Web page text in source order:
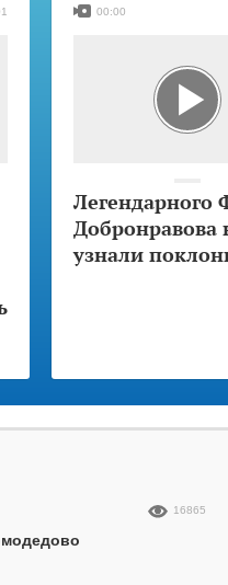
Легендарного
Добронравова
узнали
00:00
16865